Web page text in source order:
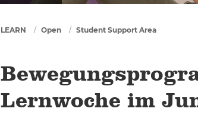
You are here
LEARN Open Student Support Area
Lernwoche im